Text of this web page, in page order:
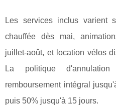
Les services inclus varient
chauffée dès mai,
juillet-août, et location vélos
La politique
remboursement intégral
puis 50% jusqu'à 15 jours.